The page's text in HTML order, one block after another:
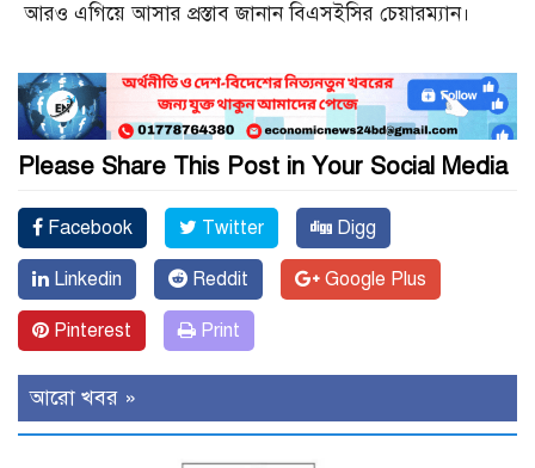
আরও এগিয়ে আসার প্রস্তাব জানান বিএসইসির চেয়ারম্যান।
Please Share This Post in Your Social Media
Facebook Twitter Digg
Linkedin Reddit Google Plus
Pinterest Print
আরো খবর »